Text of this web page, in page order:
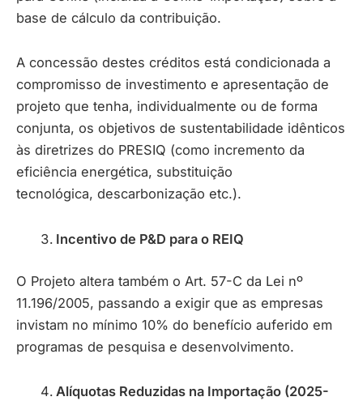
base de cálculo da contribuição.
A concessão destes créditos está condicionada a
compromisso de investimento e apresentação de
projeto que tenha, individualmente ou de forma
conjunta, os objetivos de sustentabilidade idênticos
às diretrizes do PRESIQ (como incremento da
eficiência energética, substituição
tecnológica, descarbonização etc.).
Incentivo de P&D para o REIQ
O Projeto altera também o Art. 57-C da Lei nº
11.196/2005, passando a exigir que as empresas
invistam no mínimo 10% do benefício auferido em
programas de pesquisa e desenvolvimento.
Alíquotas Reduzidas na Importação (2025-